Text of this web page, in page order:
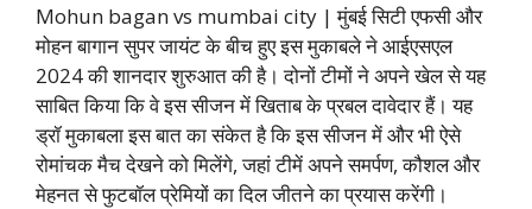
Mohun bagan vs mumbai city | मुंबई सिटी एफसी और
मोहन बागान सुपर जायंट के बीच हुए इस मुकाबले ने आईएसएल
2024 की शानदार शुरुआत की है। दोनों टीमों ने अपने खेल से यह
साबित किया कि वे इस सीजन में खिताब के प्रबल दावेदार हैं। यह
ड्रॉ मुकाबला इस बात का संकेत है कि इस सीजन में और भी ऐसे
रोमांचक मैच देखने को मिलेंगे, जहां टीमें अपने समर्पण, कौशल और
मेहनत से फुटबॉल प्रेमियों का दिल जीतने का प्रयास करेंगी।